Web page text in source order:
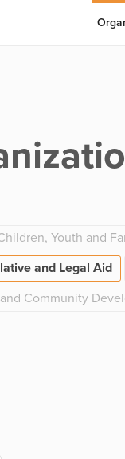
Youth and
and Legal Aid
Community